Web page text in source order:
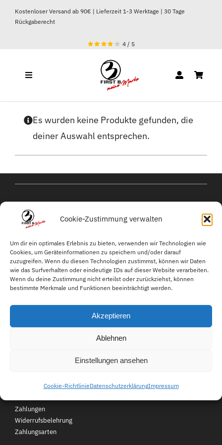
Cookie-Zustimmung verwalten
Um dir ein optimales Erlebnis zu bieten, verwenden wir Technologien wie
Cookies, um Geräteinformationen zu speichern und/oder darauf
zuzugreifen. Wenn du diesen Technologien zustimmst, können wir Daten
wie das Surfverhalten oder eindeutige IDs auf dieser Website verarbeiten.
Wenn du deine Zustimmung nicht erteilst oder zurückziehst, können
bestimmte Merkmale und Funktionen beeinträchtigt werden.
Akzeptieren
Ablehnen
Einstellungen ansehen
Cookie-RichtlinieDatenschutzerklärungImpressum
Zum
Inhalt
Kostenloser Versand ab 90€ | Lieferzeit 1-3 Werktage | 30 Tage
Rückgaberecht
4/ 5
Toggle
Es wurden keine Produkte gefunden, die
deiner Auswahl entsprechen.
kontakt@michael-
heinen.com
Melde Sie uns Ihr Anliegen
einfach per E-Mail.
049559343611
Mo-Fr 08:00-16:00 Uhr für
Lieferzeit 1-3 Tage
Zahlungen
Widerrufsbelehrung
Zahlungsarten
Über First B
Unsere Filialen